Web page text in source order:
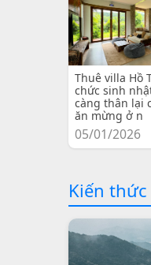
Thuê villa Hồ
chức sinh
càng thân lại
ăn mừng ở n
05/01/2026
Kiến